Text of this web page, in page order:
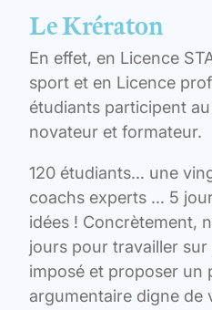
Le Krératon
En effet, en Licence
sport et en Licence
étudiants participent
novateur et formateur.
120 étudiants… une
coachs experts … 5
idées ! Concrètement,
jours pour travailler sur
imposé et proposer un
argumentaire digne de